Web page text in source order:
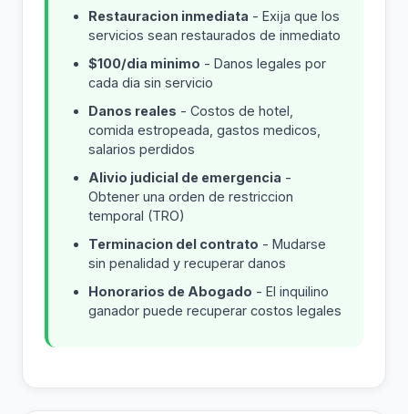
Restauracion inmediata - Exija que los
servicios sean restaurados de inmediato
$100/dia minimo - Danos legales por
cada dia sin servicio
Danos reales - Costos de hotel,
comida estropeada, gastos medicos,
salarios perdidos
Alivio judicial de emergencia -
Obtener una orden de restriccion
temporal (TRO)
Terminacion del contrato - Mudarse
sin penalidad y recuperar danos
Honorarios de Abogado - El inquilino
ganador puede recuperar costos legales